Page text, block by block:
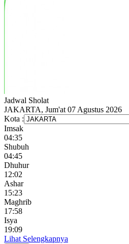
Jadwal Sholat
JAKARTA, Jum'at 07 Agustus 2026
Kota :
Imsak
04:35
Shubuh
04:45
Dhuhur
12:02
Ashar
15:23
Maghrib
17:58
Isya
19:09
Lihat Selengkapnya